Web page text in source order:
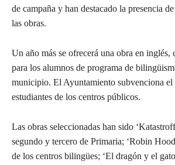
de campaña y han destacado la presencia
las obras.
Un año más se ofrecerá una obra en inglés,
para los alumnos de programa de
municipio. El Ayuntamiento subvenciona el
estudiantes de los centros públicos.
Las obras seleccionadas han sido
segundo y tercero de Primaria; ‘Robin
de los centros bilingües; ‘El dragón y el